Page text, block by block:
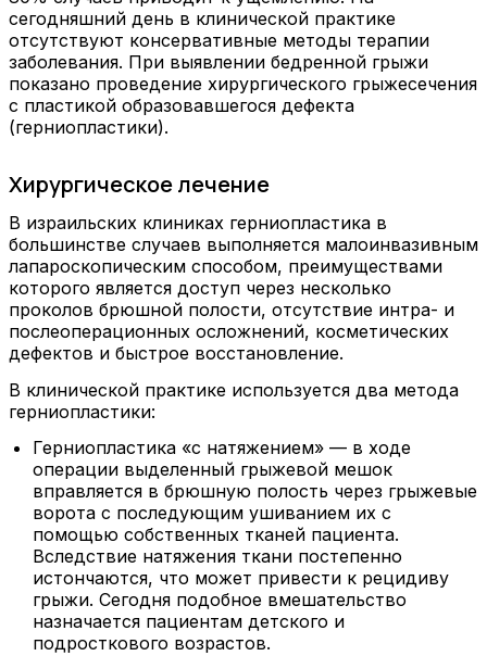
сегодняшний день в клинической практике
отсутствуют консервативные методы терапии
заболевания. При выявлении бедренной грыжи
показано проведение хирургического грыжесечения
с пластикой образовавшегося дефекта
(герниопластики).
Хирургическое лечение
В израильских клиниках герниопластика в
большинстве случаев выполняется малоинвазивным
лапароскопическим способом, преимуществами
которого является доступ через несколько
проколов брюшной полости, отсутствие интра- и
послеоперационных осложнений, косметических
дефектов и быстрое восстановление.
В клинической практике используется два метода
герниопластики:
Герниопластика «с натяжением» — в ходе
операции выделенный грыжевой мешок
вправляется в брюшную полость через грыжевые
ворота с последующим ушиванием их с
помощью собственных тканей пациента.
Вследствие натяжения ткани постепенно
истончаются, что может привести к рецидиву
грыжи. Сегодня подобное вмешательство
назначается пациентам детского и
подросткового возрастов.